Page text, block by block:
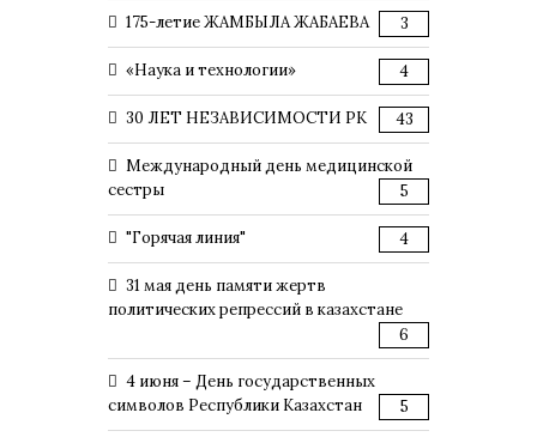
175-летие ЖАМБЫЛА ЖАБАЕВА 3
«Наука и технологии» 4
30 ЛЕТ НЕЗАВИСИМОСТИ РК 43
Международный день медицинской
сестры
5
"Горячая линия" 4
31 мая день памяти жертв
политических репрессий в казахстане
6
4 июня – День государственных
символов Республики Казахстан
5